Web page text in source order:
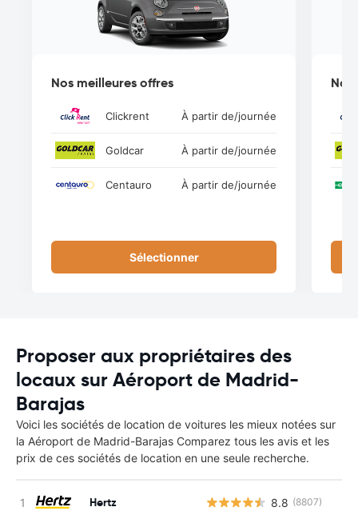
Nos meilleures offres
Clickrent À partir de/journée
Goldcar À partir de/journée
Centauro À partir de/journée
Sélectionner
Nos
Proposer aux propriétaires des
locaux sur Aéroport de Madrid-
Barajas
Voici les sociétés de location de voitures les mieux notées sur
la Aéroport de Madrid-Barajas Comparez tous les avis et les
prix de ces sociétés de location en une seule recherche.
Hertz 8.8 (8807)